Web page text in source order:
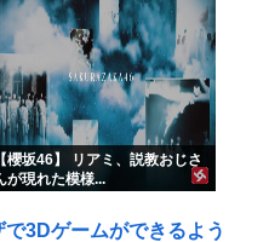
【櫻坂46】 リアミ、説教おじさ
が現れた模様...
3Dゲームができるよう